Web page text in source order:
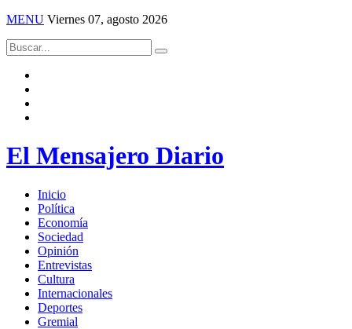
MENU Viernes 07, agosto 2026
El Mensajero Diario
Inicio
Política
Economía
Sociedad
Opinión
Entrevistas
Cultura
Internacionales
Deportes
Gremial